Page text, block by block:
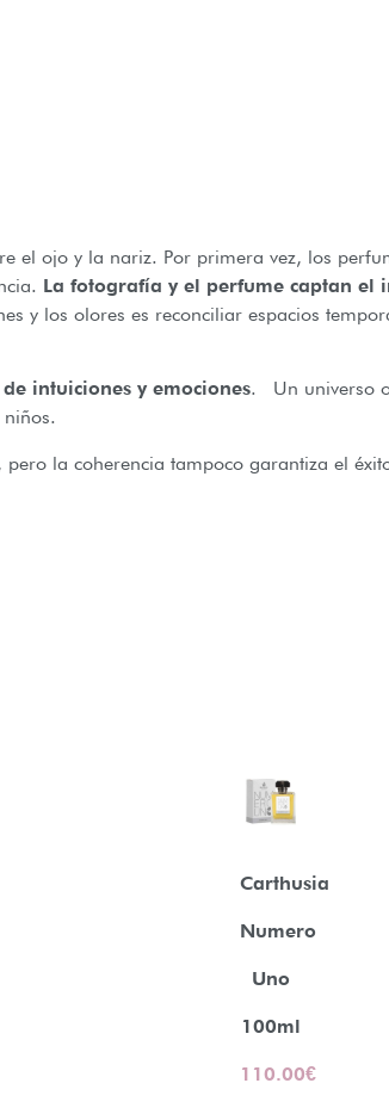
el ojo y la nariz. Por primera vez, los
La fotografía y el perfume captan el
y los olores es reconciliar espacios
intuiciones y emociones. Un universo
la coherencia tampoco garantiza el
Carthusia
Numero
Uno
100ml
110.00€